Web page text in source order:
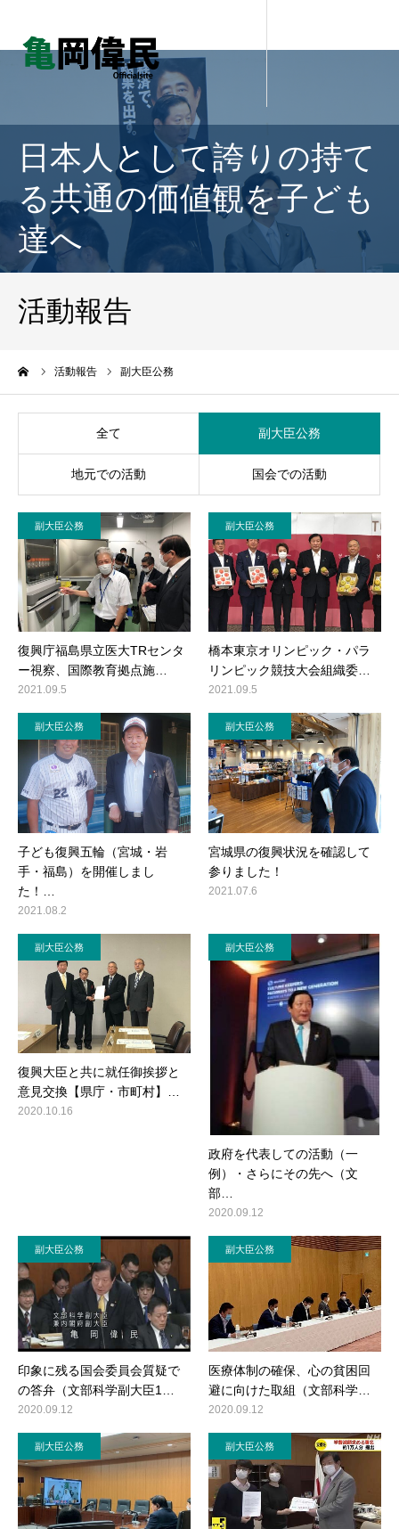
日本人として誇りの持て
る共通の価値観を子ども
達へ
活動報告
活動報告 副大臣公務
全て 副大臣公務
地元での活動 国会での活動
副大臣公務
復興庁福島県立医大TRセンタ
ー視察、国際教育拠点施…
2021.09.5
副大臣公務
橋本東京オリンピック・パラ
リンピック競技大会組織委…
2021.09.5
副大臣公務
子ども復興五輪（宮城・岩
手・福島）を開催しまし
た！…
2021.08.2
副大臣公務
宮城県の復興状況を確認して
参りました！
2021.07.6
副大臣公務
復興大臣と共に就任御挨拶と
意見交換【県庁・市町村】…
2020.10.16
副大臣公務
政府を代表しての活動（一
例）・さらにその先へ（文
部…
2020.09.12
副大臣公務
印象に残る国会委員会質疑で
の答弁（文部科学副大臣1…
2020.09.12
副大臣公務
医療体制の確保、心の貧困回
避に向けた取組（文部科学…
2020.09.12
副大臣公務 副大臣公務